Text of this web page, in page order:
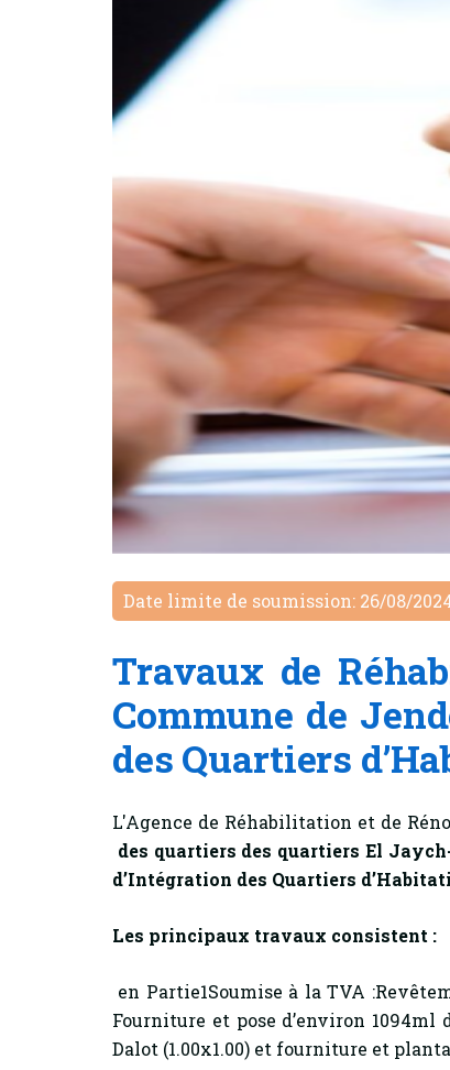
Date limite de soumission: 26/08/
Travaux de
Commune de
des Quartiers
L'Agence de Réhabilitation et de
des quartiers des quartiers El
d’Intégration des Quartiers
Les principaux travaux consistent :
en Partie1Soumise à la TVA
Fourniture et pose d’environ
Dalot (1.00x1.00) et fourniture et